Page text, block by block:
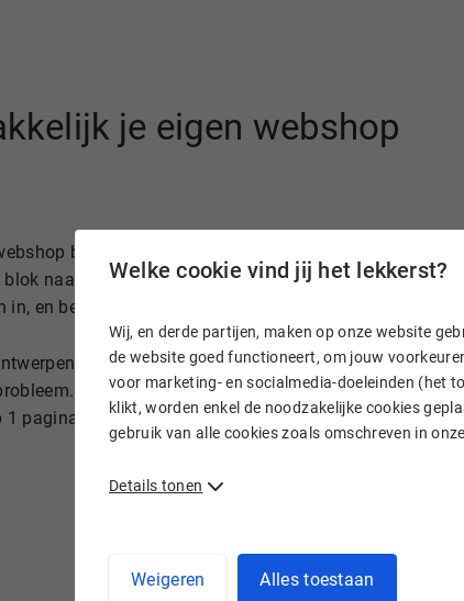
Welke cookie vind jij het lekkerst?
Wij, en derde partijen, maken op onze website
de website goed functioneert, om jouw
voor marketing- en socialmedia-doeleinden (het
klikt, worden enkel de noodzakelijke cookies
gebruik van alle cookies zoals omschreven in onze
Details tonen
Weigeren Alles toestaan
je eigen webshop
bouwer. Met de drag-and-drop-editor in de
naar keuze en sleep je ‘m naar de gewenste plek. Ook
in, en bewerk je teksten en afbeeldingen.
niet jouw ding? Of wil je gelijk producten
Met de 1-click-oplossing publiceer je direct een
pagina. Voeg je producten toe en ga meteen live. Zo